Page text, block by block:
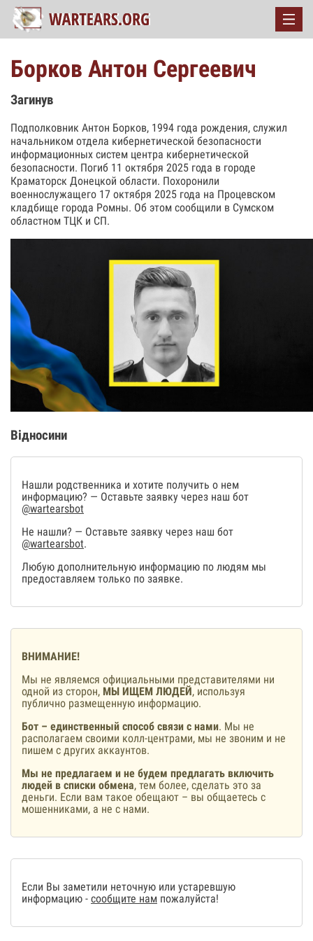
Борков Антон Сергеевич
Загинув
Подполковник Антон Борков, 1994 года рождения, служил
начальником отдела кибернетической безопасности
информационных систем центра кибернетической
безопасности. Погиб 11 октября 2025 года в городе
Краматорск Донецкой области. Похоронили
военнослужащего 17 октября 2025 года на Процевском
кладбище города Ромны. Об этом сообщили в Сумском
областном ТЦК и СП.
Відносини
Нашли родственника и хотите получить о нем
информацию? — Оставьте заявку через наш бот
@wartearsbot
Не нашли? — Оставьте заявку через наш бот
@wartearsbot.
Любую дополнительную информацию по людям мы
предоставляем только по заявке.
ВНИМАНИЕ!
Мы не являемся официальными представителями ни
одной из сторон, МЫ ИЩЕМ ЛЮДЕЙ, используя
публично размещенную информацию.
Бот – единственный способ связи с нами. Мы не
располагаем своими колл-центрами, мы не звоним и не
пишем с других аккаунтов.
Мы не предлагаем и не будем предлагать включить
людей в списки обмена, тем более, сделать это за
деньги. Если вам такое обещают – вы общаетесь с
мошенниками, а не с нами.
Если Вы заметили неточную или устаревшую
информацию - сообщите нам пожалуйста!